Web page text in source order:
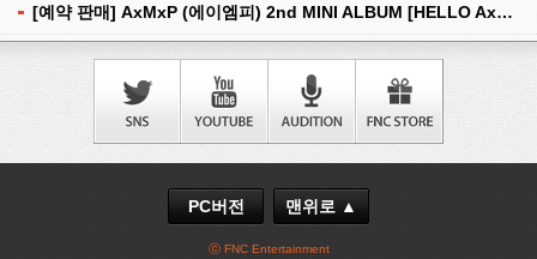
[예약 판매] AxMxP (에이엠피) 2nd MINI ALBUM [HELLO AxMxP] 예약 판매 안내
PC버전 맨위로 ▲
ⓒ FNC Entertainment